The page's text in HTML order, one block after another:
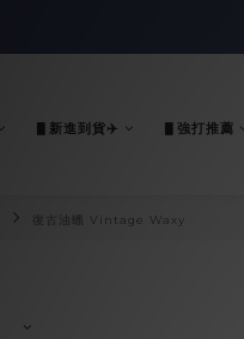
▋新進到貨✈️ ▋強打推薦
復古油蠟 Vintage Waxy